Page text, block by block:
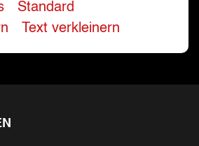
Standard
Text verkleinern
/ Rückruf